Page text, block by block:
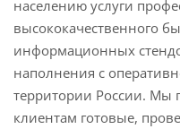
населению услуги
высококачественного
информационных
наполнения с
территории России. Мы
клиентам готовые,